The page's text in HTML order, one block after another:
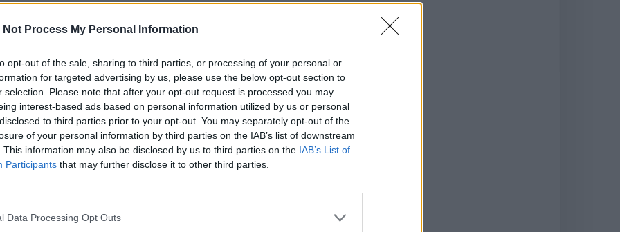
Not Process My Personal Information
opt-out of the sale, sharing to third parties, or processing of your personal or
for targeted advertising by us, please use the below opt-out section to
selection. Please note that after your opt-out request is processed you may
interest-based ads based on personal information utilized by us or personal
to third parties prior to your opt-out. You may separately opt-out of the
of your personal information by third parties on the IAB’s list of downstream
This information may also be disclosed by us to third parties on the IAB’s List of
Participants that may further disclose it to other third parties.
Data Processing Opt Outs
EXPOSITIONS
Tattoo Expo
la planète se rassemblent au Parc des Expos de Pérols, pour
du tatouage, l'International Montpellier Tattoo
Montpellier 2023